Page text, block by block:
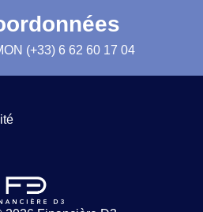
(+33) 6 62 60 17 04